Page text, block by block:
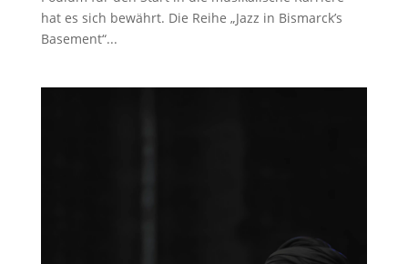
hat es sich bewährt. Die Reihe „Jazz in Bismarck’s
Basement“...